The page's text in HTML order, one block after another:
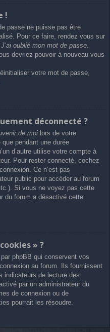
!
passe ne puisse pas être
Pour ce faire, rendez vous sur
J’ai oublié mon mot de passe.
devriez pouvoir à nouveau vous
votre mot de passe,
déconnecté ?
de moi lors de votre
pendant une durée
d’autre utilise votre compte à
Pour rester connecté, cochez
Ce n’est pas
public pour accéder au forum
Si vous ne voyez pas cette
du forum a désactivé cette
» ?
phpBB qui conservent vos
au forum. Ils fournissent
indicateurs de lecture des
par un administrateur du
de connexion ou de
pourrait les résoudre.